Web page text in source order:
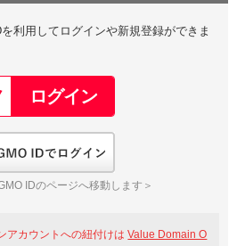
Amazon
Value Domain Oneのログイン画面へ遷移します
Oneアカウント作成
下でも登録可能
Yahoo!
利用してログインや新規登録ができま
IDのページへ移動します＞
アカウントへの紐付けはValue Domain O